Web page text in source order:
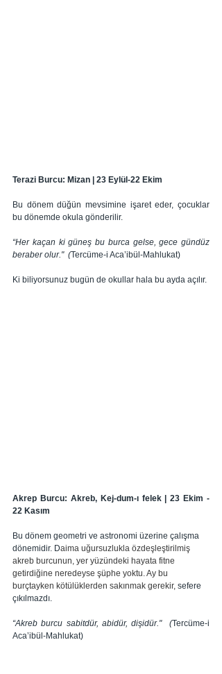
Terazi Burcu: Mizan | 23 Eylül-22 Ekim
Bu dönem düğün mevsimine işaret eder, çocuklar
bu dönemde okula gönderilir.
“Her kaçan ki güneş bu burca gelse, gece gündüz
beraber olur." (Tercüme-i Aca’ibül-Mahlukat)
Ki biliyorsunuz bugün de okullar hala bu ayda açılır.
Akrep Burcu: Akreb, Kej-dum-ı felek | 23 Ekim -
22 Kasım
Bu dönem geometri ve astronomi üzerine çalışma
dönemidir. Daima uğursuzlukla özdeşleştirilmiş
akreb burcunun, yer yüzündeki hayata fitne
getirdiğine neredeyse şüphe yoktu. Ay bu
burçtayken kötülüklerden sakınmak gerekir, sefere
çıkılmazdı.
“Akreb burcu sabitdür, abidür, dişidür." (Tercüme-i
Aca’ibül-Mahlukat)